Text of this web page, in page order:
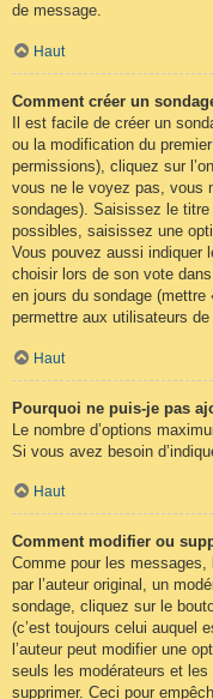
de message.
Haut
Comment créer un
Il est facile de créer un
ou la modification du
permissions), cliquez sur
vous ne le voyez pas, vous
sondages). Saisissez le
possibles, saisissez une
Vous pouvez aussi indiquer
choisir lors de son vote
en jours du sondage
permettre aux utilisateurs de
Haut
Pourquoi ne puis-je pas
Le nombre d’options
Si vous avez besoin
Haut
Comment modifier ou
Comme pour les
par l’auteur original, un
sondage, cliquez sur le
(c’est toujours celui auquel
l’auteur peut modifier une
seuls les modérateurs et
supprimer. Ceci pour